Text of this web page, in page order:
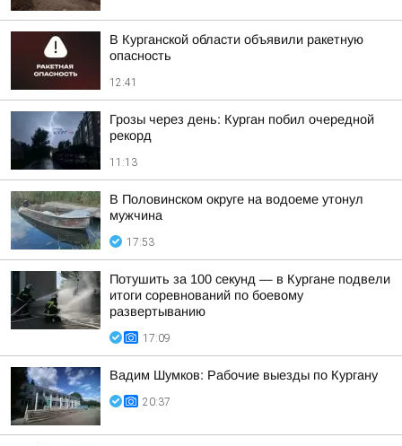
В Курганской области объявили ракетную
опасность
12:41
Грозы через день: Курган побил очередной
рекорд
11:13
В Половинском округе на водоеме утонул
мужчина
17:53
Потушить за 100 секунд — в Кургане подвели
итоги соревнований по боевому
развертыванию
17:09
Вадим Шумков: Рабочие выезды по Кургану
20:37